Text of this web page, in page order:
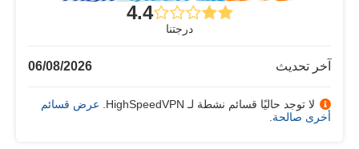
4.4
درجتنا
آخر تحديث 06/08/2026
لا توجد حاليًا قسائم نشطة لـ HighSpeedVPN.
عرض قسائم
أخرى صالحة